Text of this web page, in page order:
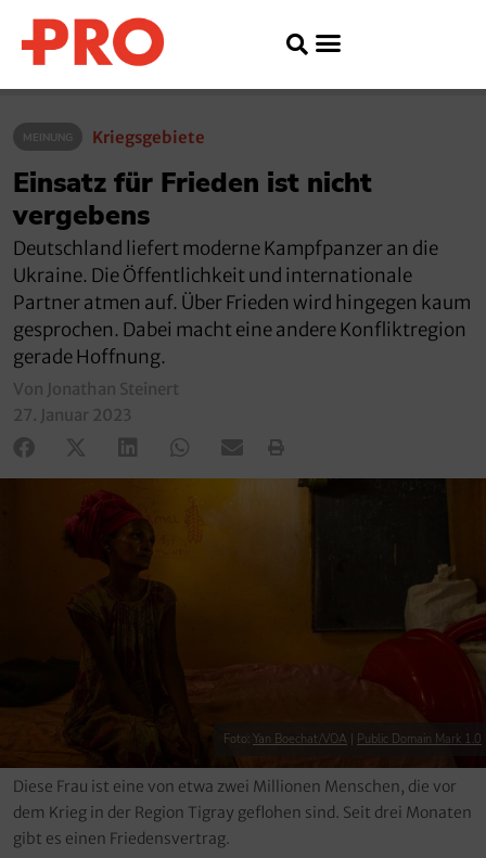
MEINUNG Kriegsgebiete
Einsatz für Frieden ist nicht
vergebens
Deutschland liefert moderne Kampfpanzer an die
Ukraine. Die Öffentlichkeit und internationale
Partner atmen auf. Über Frieden wird hingegen kaum
gesprochen. Dabei macht eine andere Konfliktregion
gerade Hoffnung.
Von Jonathan Steinert
27. Januar 2023
Foto: Yan Boechat/VOA | Public Domain Mark 1.0
Diese Frau ist eine von etwa zwei Millionen Menschen, die vor
dem Krieg in der Region Tigray geflohen sind. Seit drei Monaten
gibt es einen Friedensvertrag.